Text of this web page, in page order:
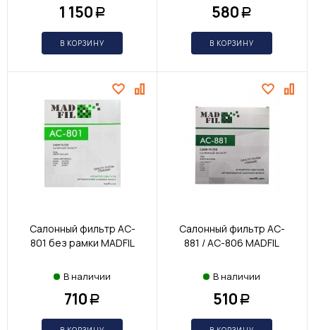
1 150 Р
В КОРЗИНУ
580 Р
В КОРЗИНУ
Салонный фильтр AC-
801 без рамки MADFIL
В наличии
710 Р
Салонный фильтр AC-
881 / AC-806 MADFIL
В наличии
510 Р